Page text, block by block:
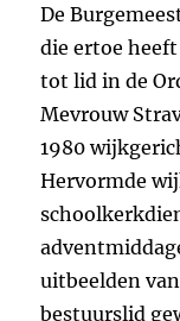
De
die ertoe
tot lid in de
Mevrouw
1980
Hervormde
uitbeelden
bestuurslid